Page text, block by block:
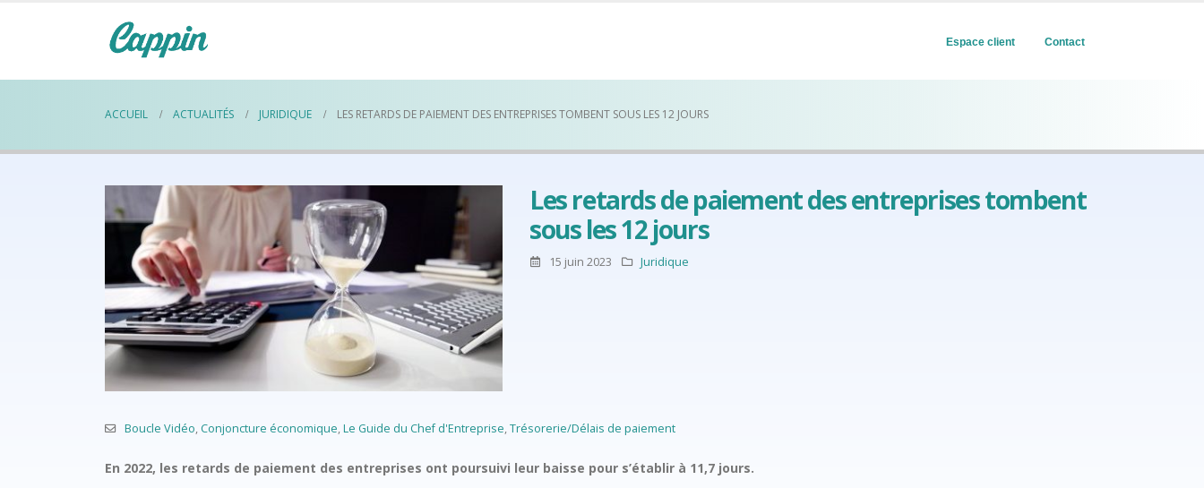
Espace client Contact
ACCUEIL ACTUALITÉS JURIDIQUE LES RETARDS DE PAIEMENT DES ENTREPRISES TOMBENT SOUS LES 12 JOURS
Les retards de paiement des entreprises tombent
sous les 12 jours
15 juin 2023 Juridique
Boucle Vidéo,Conjoncture économique,Le Guide du Chef d'Entreprise,Trésorerie/Délais de paiement
En 2022, les retards de paiement des entreprises ont poursuivi leur baisse pour s’établir à 11,7 jours.